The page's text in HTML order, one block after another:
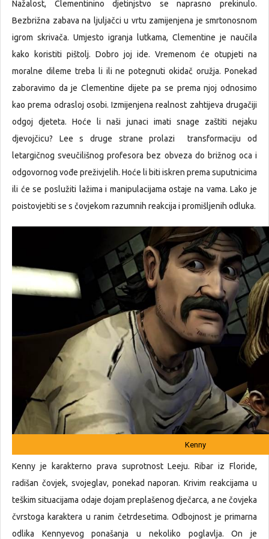
Nažalost, Clementinino djetinjstvo se naprasno prekinulo.
Bezbrižna zabava na ljuljačci u vrtu zamijenjena je smrtonosnom
igrom skrivača. Umjesto igranja lutkama, Clementine je naučila
kako koristiti pištolj. Dobro joj ide. Vremenom će otupjeti na
moralne dileme treba li ili ne potegnuti okidač oružja. Ponekad
zaboravimo da je Clementine dijete pa se prema njoj odnosimo
kao prema odrasloj osobi. Izmijenjena realnost zahtijeva drugačiji
odgoj djeteta. Hoće li naši junaci imati snage zaštiti nejaku
djevojčicu? Lee s druge strane prolazi transformaciju od
letargičnog sveučilišnog profesora bez obveza do brižnog oca i
odgovornog vođe preživjelih. Hoće li biti iskren prema suputnicima
ili će se poslužiti lažima i manipulacijama ostaje na vama. Lako je
poistovjetiti se s čovjekom razumnih reakcija i promišljenih odluka.
Kenny
Kenny je karakterno prava suprotnost Leeju. Ribar iz Floride,
radišan čovjek, svojeglav, ponekad naporan. Krivim reakcijama u
teškim situacijama odaje dojam preplašenog dječarca, a ne čovjeka
čvrstoga karaktera u ranim četrdesetima. Odbojnost je primarna
odlika Kennyevog ponašanja u nekoliko poglavlja. On je